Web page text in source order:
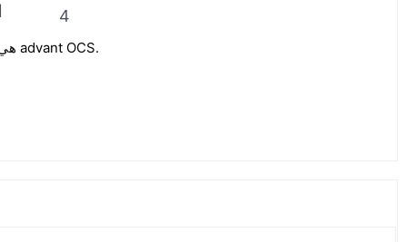
4
ABB BB150 هي قاعدة لوحدات نظام advant OCS.